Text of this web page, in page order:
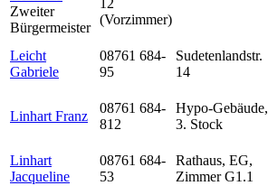
Zweiter
Bürgermeister
12
(Vorzimmer)
Leicht
Gabriele
08761 684-
95
Sudetenlandstr.
14
Linhart Franz
08761 684-
812
Hypo-Gebäude,
3. Stock
Linhart
Jacqueline
08761 684-
53
Rathaus, EG,
Zimmer G1.1